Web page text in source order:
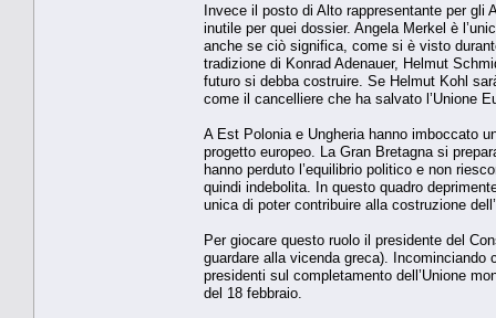
Invece il posto di Alto rappresentante per
inutile per quei dossier. Angela Merkel è
anche se ciò significa, come si è visto
tradizione di Konrad Adenauer, Helmut
futuro si debba costruire. Se Helmut Kohl
come il cancelliere che ha salvato l’Unione
A Est Polonia e Ungheria hanno imboccato
progetto europeo. La Gran Bretagna si
hanno perduto l’equilibrio politico e non
quindi indebolita. In questo quadro
unica di poter contribuire alla costruzione
Per giocare questo ruolo il presidente del
guardare alla vicenda greca).
presidenti sul completamento dell’Unione
del 18 febbraio.